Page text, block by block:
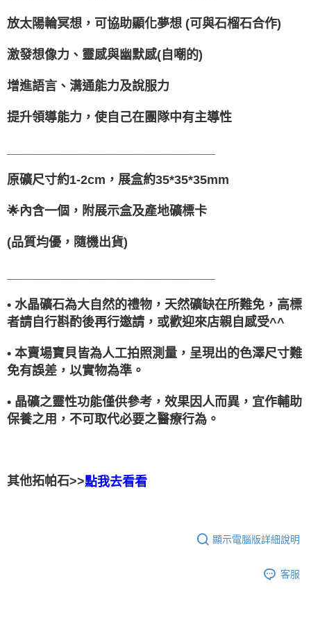
放太陽輪冥想，可協助顯化夢想 (可與石榴石合作)
激發想像力、靈感與幽默感(自嘲的)
增進語言、溝通能力及說服力
提升領導能力，使自己在團隊中有主導性
原礦尺寸約1-2cm，展盒約35*35*35mm
🌟內含一個，附展示盒及產地礦標卡
(品質均優，隨機出貨)
• 水晶礦石為大自然的禮物，天然礦缺在所難免，高標
者請自行斟酌後再行邀請，或歡迎來店親自感受^^
• 本賣場寶貝皆為人工拍照測量，呈現出的色澤尺寸難
免有誤差，以實物為準。
• 晶礦之靈性功能僅供參考，效果因人而異，宜作輔助
保養之用，不可取代必要之醫療行為。
其他拓帕石>>點我去看看
顯示電腦版詳細說明
客服